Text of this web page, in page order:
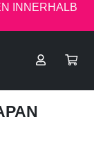
INNERHALB